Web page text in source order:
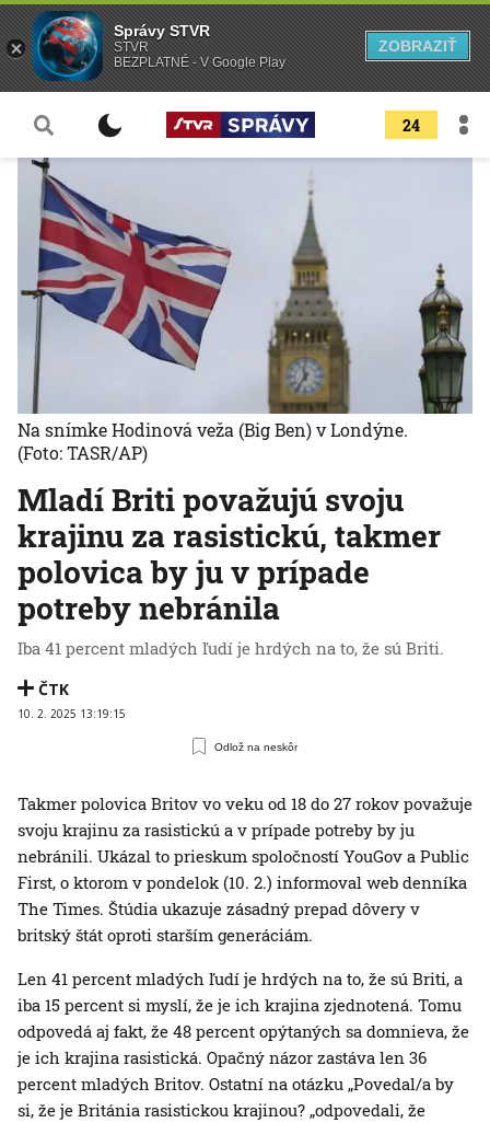
24
Mladí Briti považujú svoju
krajinu za rasistickú, takmer
polovica by ju v prípade
potreby nebránila
Iba 41 percent mladých ľudí je hrdých na to, že sú Briti.
ČTK
10. 2. 2025 13:19:15
Odlož na neskôr
Na snímke Hodinová veža (Big Ben) v Londýne.
(Foto: TASR/AP)
Takmer polovica Britov vo veku od 18 do 27 rokov považuje
svoju krajinu za rasistickú a v prípade potreby by ju
nebránili. Ukázal to prieskum spoločností YouGov a Public
First, o ktorom v pondelok (10. 2.) informoval web denníka
The Times. Štúdia ukazuje zásadný prepad dôvery v
britský štát oproti starším generáciám.
Len 41 percent mladých ľudí je hrdých na to, že sú Briti, a
iba 15 percent si myslí, že je ich krajina zjednotená. Tomu
odpovedá aj fakt, že 48 percent opýtaných sa domnieva, že
je ich krajina rasistická. Opačný názor zastáva len 36
percent mladých Britov. Ostatní na otázku „Povedal/a by
si, že je Británia rasistickou krajinou? „odpovedali, že
Správy STVR
STVR
BEZPLATNÉ - V Google Play
ZOBRAZIŤ